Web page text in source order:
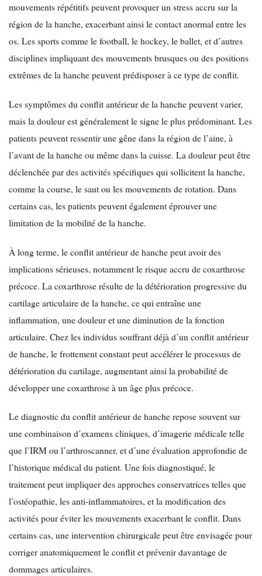
mouvements répétitifs peuvent provoquer un stress accru sur la
région de la hanche, exacerbant ainsi le contact anormal entre les
os. Les sports comme le football, le hockey, le ballet, et d’autres
disciplines impliquant des mouvements brusques ou des positions
extrêmes de la hanche peuvent prédisposer à ce type de conflit.
Les symptômes du conflit antérieur de la hanche peuvent varier,
mais la douleur est généralement le signe le plus prédominant. Les
patients peuvent ressentir une gêne dans la région de l’aine, à
l’avant de la hanche ou même dans la cuisse. La douleur peut être
déclenchée par des activités spécifiques qui sollicitent la hanche,
comme la course, le saut ou les mouvements de rotation. Dans
certains cas, les patients peuvent également éprouver une
limitation de la mobilité de la hanche.
À long terme, le conflit antérieur de hanche peut avoir des
implications sérieuses, notamment le risque accru de coxarthrose
précoce. La coxarthrose résulte de la détérioration progressive du
cartilage articulaire de la hanche, ce qui entraîne une
inflammation, une douleur et une diminution de la fonction
articulaire. Chez les individus souffrant déjà d’un conflit antérieur
de hanche, le frottement constant peut accélérer le processus de
détérioration du cartilage, augmentant ainsi la probabilité de
développer une coxarthrose à un âge plus précoce.
Le diagnostic du conflit antérieur de hanche repose souvent sur
une combinaison d’examens cliniques, d’imagerie médicale telle
que l’IRM ou l’arthroscanner, et d’une évaluation approfondie de
l’historique médical du patient. Une fois diagnostiqué, le
traitement peut impliquer des approches conservatrices telles que
l’ostéopathie, les anti-inflammatoires, et la modification des
activités pour éviter les mouvements exacerbant le conflit. Dans
certains cas, une intervention chirurgicale peut être envisagée pour
corriger anatomiquement le conflit et prévenir davantage de
dommages articulaires.